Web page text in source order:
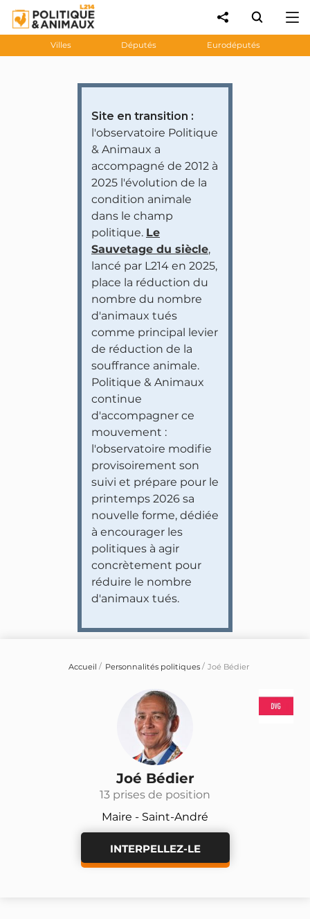
Villes Députés Eurodéputés
Site en transition :
l'observatoire Politique
& Animaux a
accompagné de 2012 à
2025 l'évolution de la
condition animale
dans le champ
politique. Le
Sauvetage du siècle,
lancé par L214 en 2025,
place la réduction du
nombre du nombre
d'animaux tués
comme principal levier
de réduction de la
souffrance animale.
Politique & Animaux
continue
d'accompagner ce
mouvement :
l'observatoire modifie
provisoirement son
suivi et prépare pour le
printemps 2026 sa
nouvelle forme, dédiée
à encourager les
politiques à agir
concrètement pour
réduire le nombre
d'animaux tués.
Accueil Personnalités politiques Joé Bédier
Joé Bédier
13 prises de position
Maire - Saint-André
INTERPELLEZ-LE